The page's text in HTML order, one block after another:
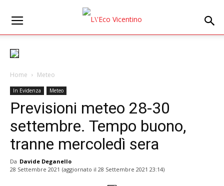
Home Meteo
In Evidenza Meteo
Previsioni meteo 28-30
settembre. Tempo buono,
tranne mercoledì sera
Da Davide Deganello
28 Settembre 2021 (aggiornato il 28 Settembre 2021 23:14)